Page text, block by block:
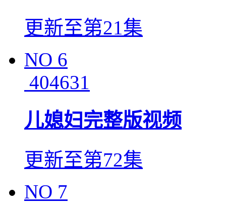
更新至第21集
NO 6
404631
儿媳妇完整版视频
更新至第72集
NO 7